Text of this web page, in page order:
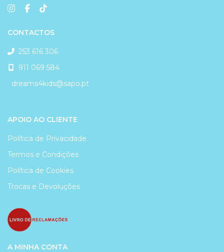
CONTACTOS
253 616 306
911 069 584
dreams4kids@sapo.pt
APOIO AO CLIENTE
Política de Privacidade
Termos e Condições
Política de Cookies
Trocas e Devoluções
A MINHA CONTA